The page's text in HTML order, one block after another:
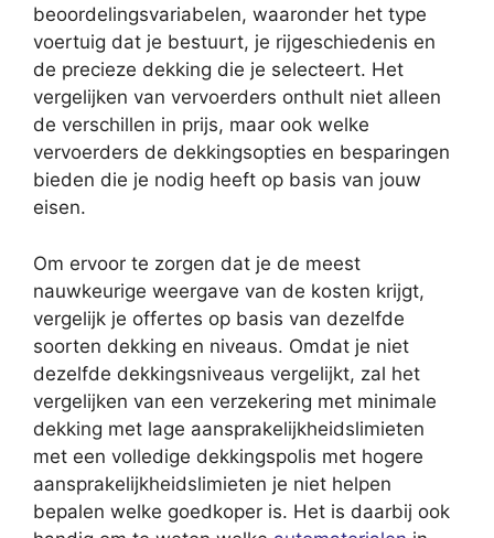
beoordelingsvariabelen, waaronder het type
voertuig dat je bestuurt, je rijgeschiedenis en
de precieze dekking die je selecteert. Het
vergelijken van vervoerders onthult niet alleen
de verschillen in prijs, maar ook welke
vervoerders de dekkingsopties en besparingen
bieden die je nodig heeft op basis van jouw
eisen.
Om ervoor te zorgen dat je de meest
nauwkeurige weergave van de kosten krijgt,
vergelijk je offertes op basis van dezelfde
soorten dekking en niveaus. Omdat je niet
dezelfde dekkingsniveaus vergelijkt, zal het
vergelijken van een verzekering met minimale
dekking met lage aansprakelijkheidslimieten
met een volledige dekkingspolis met hogere
aansprakelijkheidslimieten je niet helpen
bepalen welke goedkoper is. Het is daarbij ook